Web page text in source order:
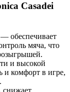
Casadei
— обеспечивает
мяча, что
и высокой
и комфорт в игре,
снижает